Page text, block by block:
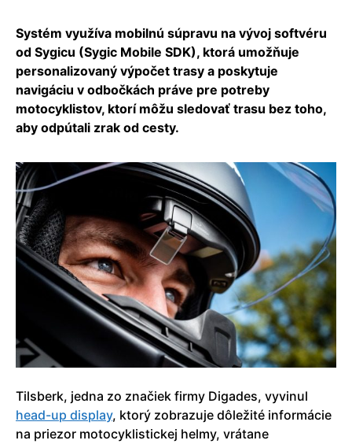
Systém využíva mobilnú súpravu na vývoj softvéru
od Sygicu (Sygic Mobile SDK), ktorá umožňuje
personalizovaný výpočet trasy a poskytuje
navigáciu v odbočkách práve pre potreby
motocyklistov, ktorí môžu sledovať trasu bez toho,
aby odpútali zrak od cesty.
Tilsberk, jedna zo značiek firmy Digades, vyvinul
head-up display, ktorý zobrazuje dôležité informácie
na priezor motocyklistickej helmy, vrátane